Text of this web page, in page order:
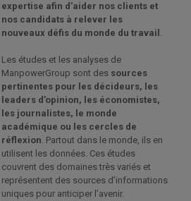
expertise afin d’aider nos clients et
nos candidats à relever les
nouveaux défis du monde du travail .
Les études et les analyses de
ManpowerGroup sont des sources
pertinentes pour les décideurs, les
leaders d’opinion, les économistes,
les journalistes, le monde
académique ou les cercles de
réflexion. Partout dans le monde, ils en
utilisent les données. Ces études
couvrent des domaines très variés et
représentent des sources d’informations
uniques pour anticiper l’avenir.